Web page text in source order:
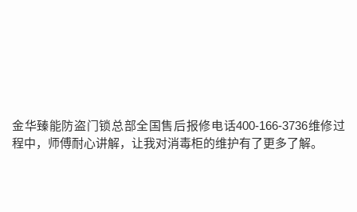
金华臻能防盗门锁总部全国售后报修电话400-166-3736维修过
程中，师傅耐心讲解，让我对消毒柜的维护有了更多了解。